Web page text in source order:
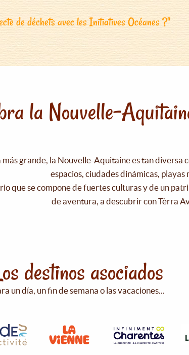
de déchets avec les Initiatives Océanes ?"
la Nouvelle-
más grande, la Nouvelle-Aquitaine es tan diversa
espacios, ciudades dinámicas, playas
que se compone de fuertes culturas y de un
de aventura, a descubrir con Tèrra
destinos asociados
un día, un fin de semana o las vacaciones...